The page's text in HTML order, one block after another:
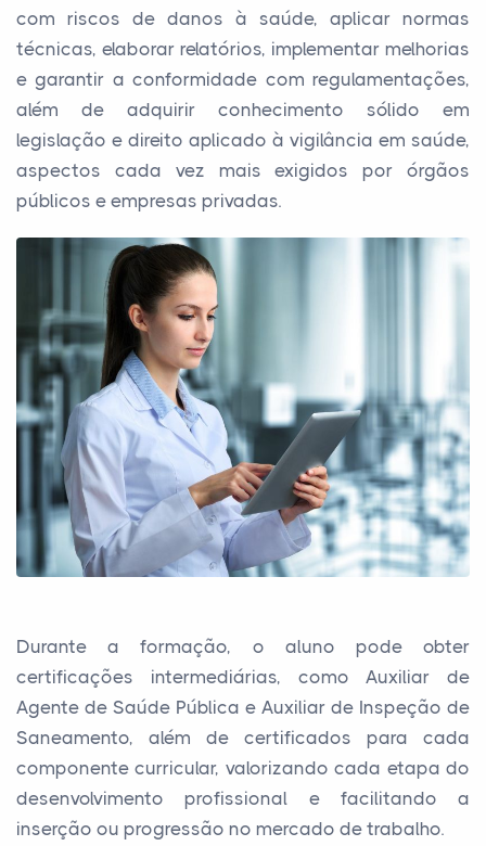
com riscos de danos à saúde, aplicar normas
técnicas, elaborar relatórios, implementar melhorias
e garantir a conformidade com regulamentações,
além de adquirir conhecimento sólido em
legislação e direito aplicado à vigilância em saúde,
aspectos cada vez mais exigidos por órgãos
públicos e empresas privadas.
Durante a formação, o aluno pode obter
certificações intermediárias, como Auxiliar de
Agente de Saúde Pública e Auxiliar de Inspeção de
Saneamento, além de certificados para cada
componente curricular, valorizando cada etapa do
desenvolvimento profissional e facilitando a
inserção ou progressão no mercado de trabalho.